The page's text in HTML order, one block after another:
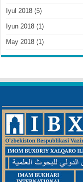
Iyul 2018 (5)
Iyun 2018 (1)
May 2018 (1)